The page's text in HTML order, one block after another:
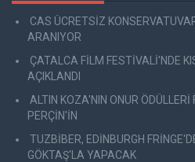
CAS ÜCRETSİZ
ARANIYOR
ÇATALCA FİLM FESTİVALİ'NDE
AÇIKLANDI
ALTIN KOZA'NIN ONUR
PERÇİN'İN
TUZBİBER, EDİNBURGH
GÖKTAŞ'LA YAPACAK